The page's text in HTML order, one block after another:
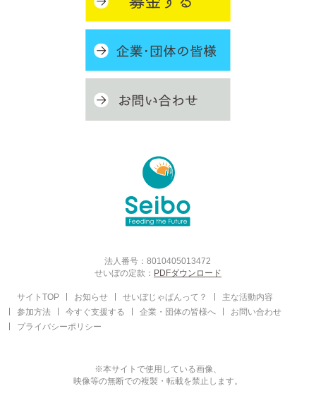
法人番号：8010405013472
せいぼの定款： PDFダウンロード
サイトTOP お知らせ せいぼじゃぱんって？
主な活動内容
参加方法
今すぐ支援する 企業・団体の皆様へ
お問い合わせ
プライバシーポリシー
※本サイトで使用している画像、
映像等の無断での複製・転載を禁止します。